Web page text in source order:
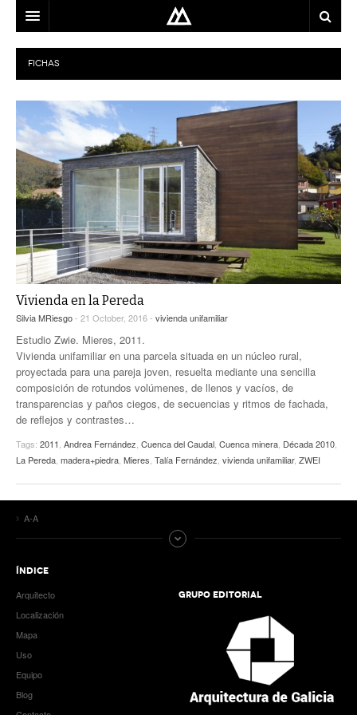
ARQUITECTO
LOCALIZACIÓN
EQUIPO
BLOG
CONTACTO
FICHAS
Vivienda en la Pereda
Silvia MRiesgo- 21 October, 2016 - vivienda unifamiliar
Estudio Zwie. Mieres, 2011.
Vivienda unifamiliar en una parcela situada en un núcleo rural,
proyectada para una pareja joven, resuelta mediante una sencilla
composición de rotundos volúmenes, de llenos y vacíos, de
transparencias y paños ciegos, de secuencias y ritmos de fachada,
de reflejos y contrastes…
Tags: 2011 Andrea Fernández Cuenca del Caudal Cuenca minera Década 2010
La Pereda madera+piedra Mieres Talía Fernández vivienda unifamiliar, ZWEI
A-A
ÍNDICE
Arquitecto
Localización
Mapa
Uso
Equipo
Blog
GRUPO EDITORIAL